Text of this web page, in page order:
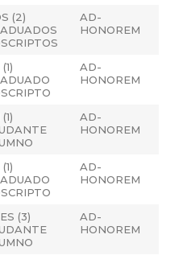
(2)
AD-
HONOREM
AD-
HONOREM
AD-
HONOREM
AD-
HONOREM
(3)
AD-
HONOREM